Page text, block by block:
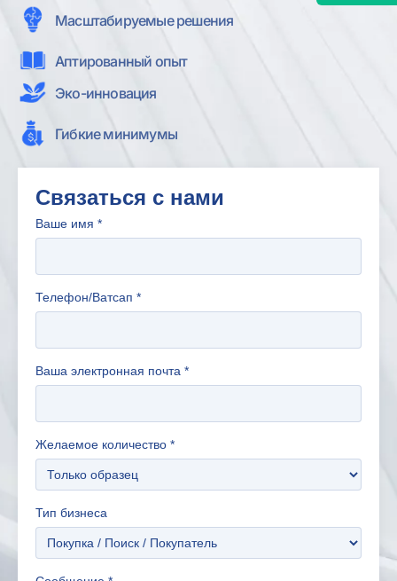
Масштабируемые решения
Аптированный опыт
Эко-инновация
Гибкие минимумы
Связаться с нами
Ваше имя *
Телефон/Ватсап *
Ваша электронная почта *
Желаемое количество *
Тип бизнеса